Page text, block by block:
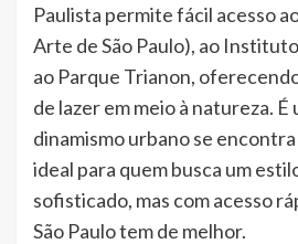
Paulista permite fácil acesso
Arte de São Paulo), ao
ao Parque Trianon,
de lazer em meio à natureza.
dinamismo urbano se
ideal para quem busca um
sofisticado, mas com acesso
São Paulo tem de melhor.